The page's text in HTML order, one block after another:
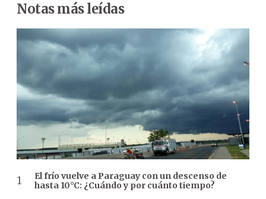
Notas más leídas
El frío vuelve a Paraguay con un descenso de
hasta 10°C: ¿Cuándo y por cuánto tiempo?